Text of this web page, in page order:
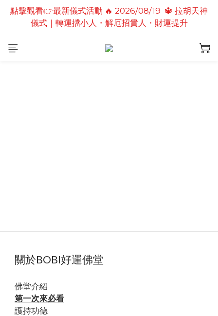
點擊觀看👉最新儀式活動🔥2026/08/19 💗2026七夕
情定善緣桃花燈｜泰國高僧祈願點燈儀式
點擊觀看👉最新儀式活動 🔥 2026/08/19  🔱 拉胡天神
儀式｜轉運擋小人・解厄招貴人・財運提升
點擊觀看👉最新儀式活動🔥 2026/08/31 💖愛神儀式
關於BOBI好運佛堂
佛堂介紹
第一次來必看
護持功德